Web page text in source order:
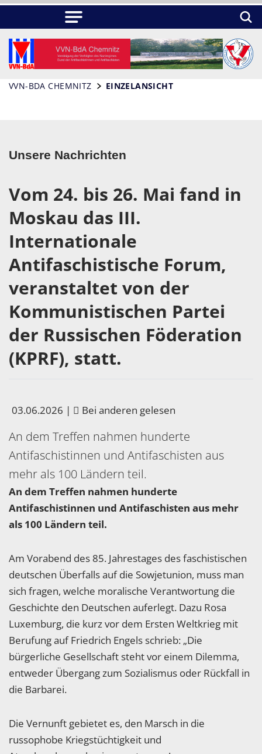
VVN-BDA CHEMNITZ EINZELANSICHT
Unsere Nachrichten
Vom 24. bis 26. Mai fand in
Moskau das III.
Internationale
Antifaschistische Forum,
veranstaltet von der
Kommunistischen Partei
der Russischen Föderation
(KPRF), statt.
03.06.2026 | Bei anderen gelesen
An dem Treffen nahmen hunderte
Antifaschistinnen und Antifaschisten aus
mehr als 100 Ländern teil.
An dem Treffen nahmen hunderte
Antifaschistinnen und Antifaschisten aus mehr
als 100 Ländern teil.
Am Vorabend des 85. Jahrestages des faschistischen
deutschen Überfalls auf die Sowjetunion, muss man
sich fragen, welche moralische Verantwortung die
Geschichte den Deutschen auferlegt. Dazu Rosa
Luxemburg, die kurz vor dem Ersten Weltkrieg mit
Berufung auf Friedrich Engels schrieb: „Die
bürgerliche Gesellschaft steht vor einem Dilemma,
entweder Übergang zum Sozialismus oder Rückfall in
die Barbarei.
Die Vernunft gebietet es, den Marsch in die
russophobe Kriegstüchtigkeit und